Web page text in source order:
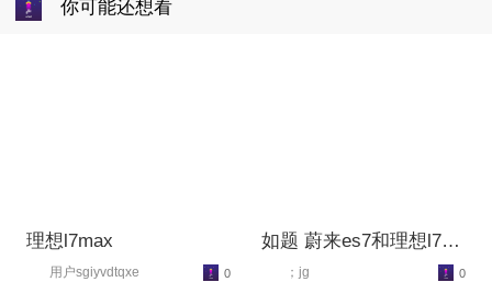
你可能还想看
理想l7max
用户sgiyvdtqxe 0
如题 蔚来es7和理想l7选
哪个呀？
；jg 0